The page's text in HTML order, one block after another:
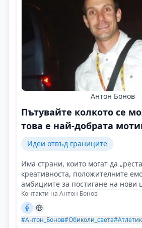
Антон Бонов
Пътувайте колкото се
това е най-добрата
Идеи отвъд границите
Има страни, които могат да
креативноста, положителните
амбициите за постигане на нови
Контакти на Антон Бонов
#Антон_Бонов#Обиколи_света